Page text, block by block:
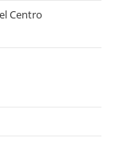
Centro